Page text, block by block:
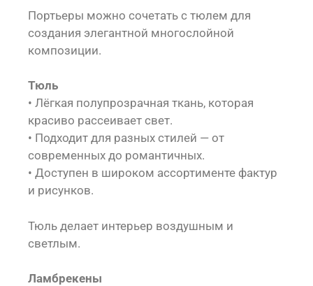
Портьеры можно сочетать с тюлем для
создания элегантной многослойной
композиции.
Тюль
• Лёгкая полупрозрачная ткань, которая
красиво рассеивает свет.
• Подходит для разных стилей — от
современных до романтичных.
• Доступен в широком ассортименте фактур
и рисунков.
Тюль делает интерьер воздушным и
светлым.
Ламбрекены